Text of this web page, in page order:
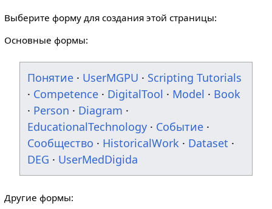
Выберите форму для создания этой страницы:
Основные формы:
Понятие · UserMGPU · Scripting Tutorials
· Competence · DigitalTool · Model · Book
· Person · Diagram ·
EducationalTechnology · Событие ·
Сообщество · HistoricalWork · Dataset ·
DEG · UserMedDigida
Другие формы: